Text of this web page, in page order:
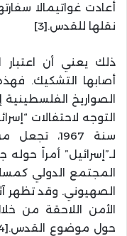
أعادت غواتيمالا
نقلها للقدس.[3]
ذلك يعني أن اعتبار
أصابها التشكيك.
الصواريخ
التوجه لاحتفالات
سنة 1967،
لـ”إسرائيل” أمراً
المجتمع الدولي
الصهيوني. وقد تظهر
الأمن اللاحقة من